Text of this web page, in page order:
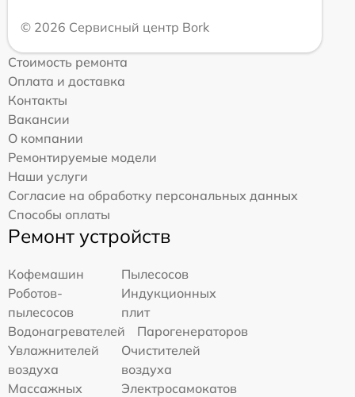
© 2026 Сервисный центр Bork
Стоимость ремонта
Оплата и доставка
Контакты
Вакансии
О компании
Ремонтируемые модели
Наши услуги
Согласие на обработку персональных данных
Способы оплаты
Ремонт устройств
Кофемашин
Пылесосов
Роботов-
пылесосов
Индукционных
плит
Водонагревателей
Парогенераторов
Увлажнителей
воздуха
Очистителей
воздуха
Массажных
Электросамокатов